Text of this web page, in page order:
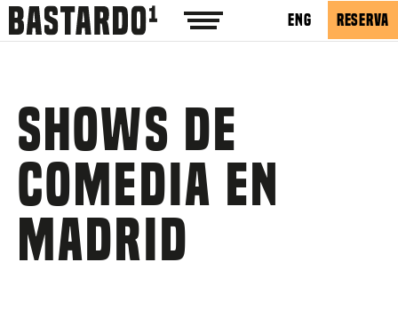
ENG RESERVA
Shows de
comedia en
Madrid